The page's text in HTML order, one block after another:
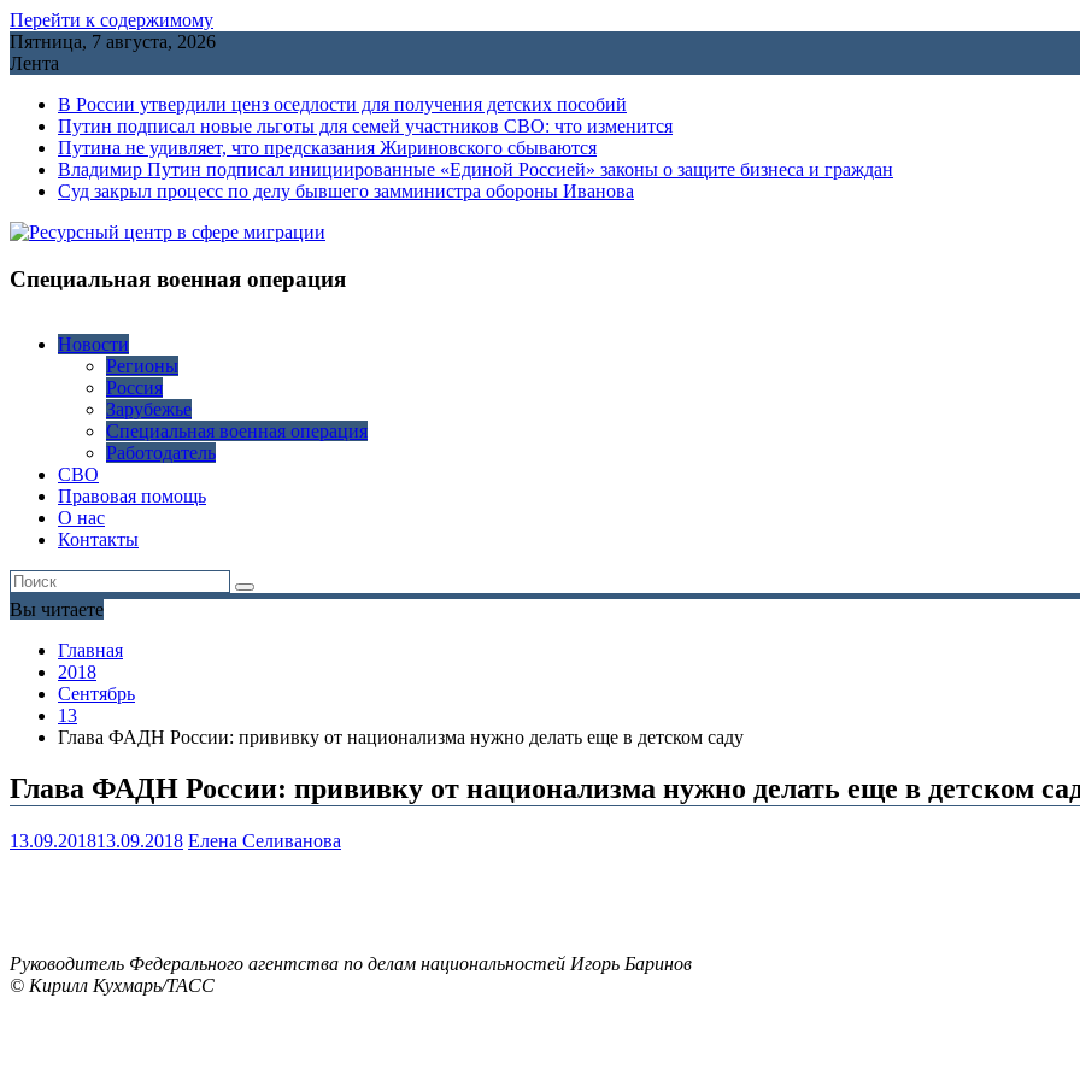
Перейти к содержимому
Пятница, 7 августа, 2026
Лента
В России утвердили ценз оседлости для получения детских пособий
Путин подписал новые льготы для семей участников СВО: что изменится
Путина не удивляет, что предсказания Жириновского сбываются
Владимир Путин подписал инициированные «Единой Россией» законы о защите бизнеса и граждан
Cуд закрыл процесс по делу бывшего замминистра обороны Иванова
Специальная военная операция
Новости
Регионы
Россия
Зарубежье
Специальная военная операция
Работодатель
СВО
Правовая помощь
О нас
Контакты
Вы читаете
Главная
2018
Сентябрь
13
Глава ФАДН России: прививку от национализма нужно делать еще в детском саду
Глава ФАДН России: прививку от национализма нужно делать еще в детском
13.09.201813.09.2018 Елена Селиванова
Руководитель Федерального агентства по делам национальностей Игорь Баринов
© Кирилл Кухмарь/ТАСС